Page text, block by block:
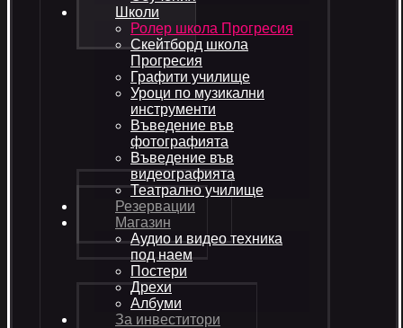
Школи
Ролер школа Прогресия
Скейтборд школа
Прогресия
Графити училище
Уроци по музикални
инструменти
Въведение във
фотографията
Въведение във
видеографията
Театрално училище
Резервации
Магазин
Аудио и видео техника
под наем
Постери
Дрехи
Албуми
За инвеститори